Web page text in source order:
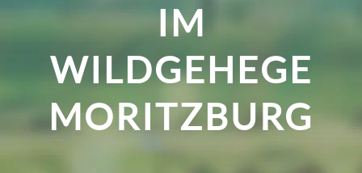
IM
WILDGEHEGE
MORITZBURG